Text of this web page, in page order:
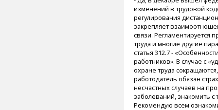
изменений в трудовой
регулирования
закрепляет
связи. Регламентируется
труда и многие другие
статья 312.7 -
работников». В случае с
охране труда
работодатель обязан
несчастных случаев на
заболеваний, знакомить
Рекомендую всем